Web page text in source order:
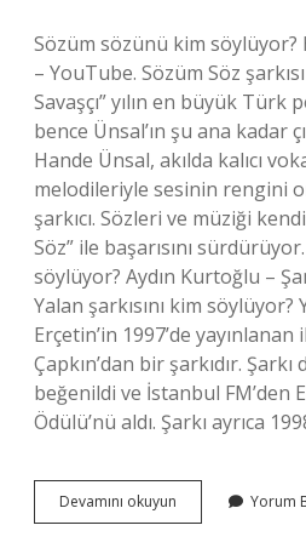
Sözüm sözünü kim söylüyor?
– YouTube. Sözüm Söz
Savaşçı” yılın en büyük
bence Ünsal’ın şu ana kadar
Hande Ünsal, akılda kalıcı
melodileriyle sesinin rengini
şarkıcı. Sözleri ve müziği
Söz” ile başarısını
söylüyor? Aydın Kurtoğlu –
Yalan şarkısını kim söylüyor?
Erçetin’in 1997’de
Çapkın’dan bir şarkıdır.
beğenildi ve İstanbul FM’den
Ödülü’nü aldı. Şarkı ayrıca
Devamını okuyun
Söz
Yorum